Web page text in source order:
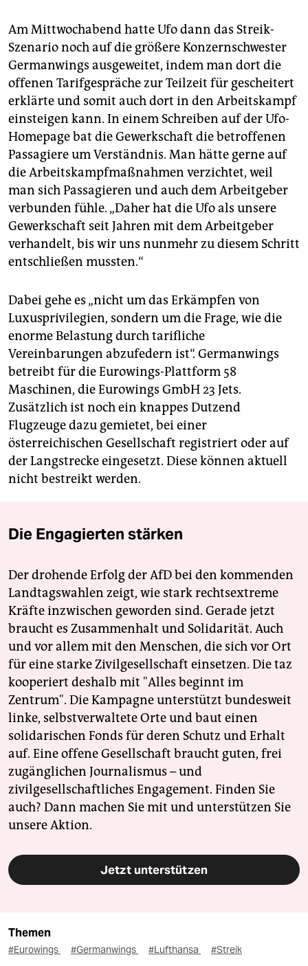
Am Mittwochabend hatte Ufo dann das Streik-
Szenario noch auf die größere Konzernschwester
Germanwings ausgeweitet, indem man dort die
offenen Tarifgespräche zur Teilzeit für gescheitert
erklärte und somit auch dort in den Arbeitskampf
einsteigen kann. In einem Schreiben auf der Ufo-
Homepage bat die Gewerkschaft die betroffenen
Passagiere um Verständnis. Man hätte gerne auf
die Arbeitskampfmaßnahmen verzichtet, weil
man sich Passagieren und auch dem Arbeitgeber
verbunden fühle. „Daher hat die Ufo als unsere
Gewerkschaft seit Jahren mit dem Arbeitgeber
verhandelt, bis wir uns nunmehr zu diesem Schritt
entschließen mussten.“
Dabei gehe es „nicht um das Erkämpfen von
Luxusprivilegien, sondern um die Frage, wie die
enorme Belastung durch tarifliche
Vereinbarungen abzufedern ist“. Germanwings
betreibt für die Eurowings-Plattform 58
Maschinen, die Eurowings GmbH 23 Jets.
Zusätzlich ist noch ein knappes Dutzend
Flugzeuge dazu gemietet, bei einer
österreichischen Gesellschaft registriert oder auf
der Langstrecke eingesetzt. Diese können aktuell
nicht bestreikt werden.
Die Engagierten stärken
Der drohende Erfolg der AfD bei den kommenden
Landtagswahlen zeigt, wie stark rechtsextreme
Kräfte inzwischen geworden sind. Gerade jetzt
braucht es Zusammenhalt und Solidarität. Auch
und vor allem mit den Menschen, die sich vor Ort
für eine starke Zivilgesellschaft einsetzen. Die taz
kooperiert deshalb mit "Alles beginnt im
Zentrum". Die Kampagne unterstützt bundesweit
linke, selbstverwaltete Orte und baut einen
solidarischen Fonds für deren Schutz und Erhalt
auf. Eine offene Gesellschaft braucht guten, frei
zugänglichen Journalismus – und
zivilgesellschaftliches Engagement. Finden Sie
auch? Dann machen Sie mit und unterstützen Sie
unsere Aktion.
Jetzt unterstützen
Themen
#Eurowings #Germanwings #Lufthansa #Streik